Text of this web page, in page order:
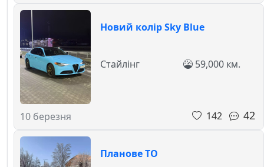
Новий колір Sky Blue
10 березня
Стайлінг 59,000 км.
142 42
Планове ТО